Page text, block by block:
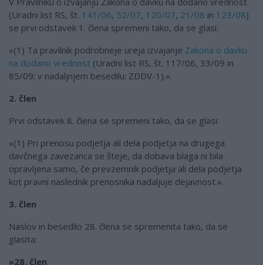
(Uradni list RS, št. 141/06, 52/07, 120/07, 21/08 in 123/08)
se prvi odstavek 1. člena spremeni tako, da se glasi:
»(1) Ta pravilnik podrobneje ureja izvajanje Zakona o davku
na dodano vrednost (Uradni list RS, št. 117/06, 33/09 in
85/09; v nadaljnjem besedilu: ZDDV-1).«.
2. člen
Prvi odstavek 8. člena se spremeni tako, da se glasi:
»(1) Pri prenosu podjetja ali dela podjetja na drugega
davčnega zavezanca se šteje, da dobava blaga ni bila
opravljena samo, če prevzemnik podjetja ali dela podjetja
kot pravni naslednik prenosnika nadaljuje dejavnost.«.
3. člen
Naslov in besedilo 28. člena se spremenita tako, da se
glasita:
»28. člen